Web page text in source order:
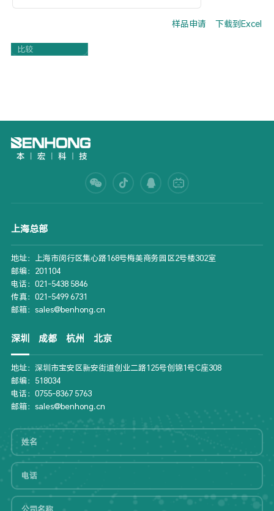
样品申请 下载到Excel
Part Number
比较
上海总部
地址：上海市闵行区集心路168号梅美商务园区2号楼302室
邮编：201104
电话：021-5438 5846
传真：021-5499 6731
邮箱：sales@benhong.cn
深圳 成都 杭州 北京
地址：深圳市宝安区新安街道创业二路125号创锦1号C座308
邮编：518034
电话：0755-8367 5763
邮箱：sales@benhong.cn